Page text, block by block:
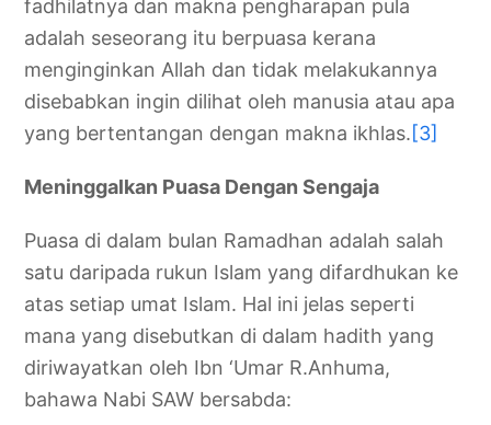
fadhilatnya dan makna pengharapan pula
adalah seseorang itu berpuasa kerana
menginginkan Allah dan tidak melakukannya
disebabkan ingin dilihat oleh manusia atau apa
yang bertentangan dengan makna ikhlas.[3]
Meninggalkan Puasa Dengan Sengaja
Puasa di dalam bulan Ramadhan adalah salah
satu daripada rukun Islam yang difardhukan ke
atas setiap umat Islam. Hal ini jelas seperti
mana yang disebutkan di dalam hadith yang
diriwayatkan oleh Ibn ‘Umar R.Anhuma,
bahawa Nabi SAW bersabda: